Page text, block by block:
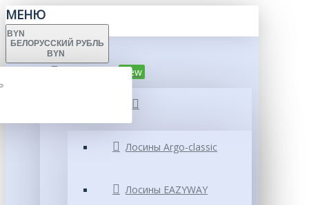
МЕНЮ
BYN
БЕЛОРУССКИЙ РУБЛЬ
BYN
New
Лосины Argo-classic
Лосины EAZYWAY